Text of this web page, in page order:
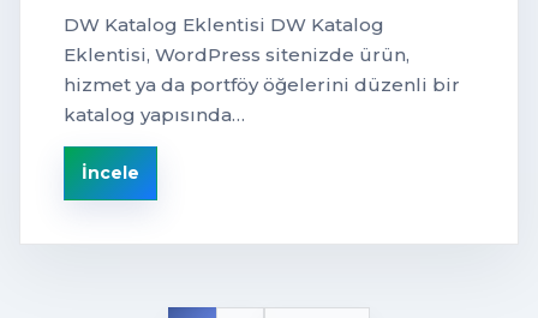
DW Katalog Eklentisi DW Katalog
Eklentisi, WordPress sitenizde ürün,
hizmet ya da portföy öğelerini düzenli bir
katalog yapısında…
İncele